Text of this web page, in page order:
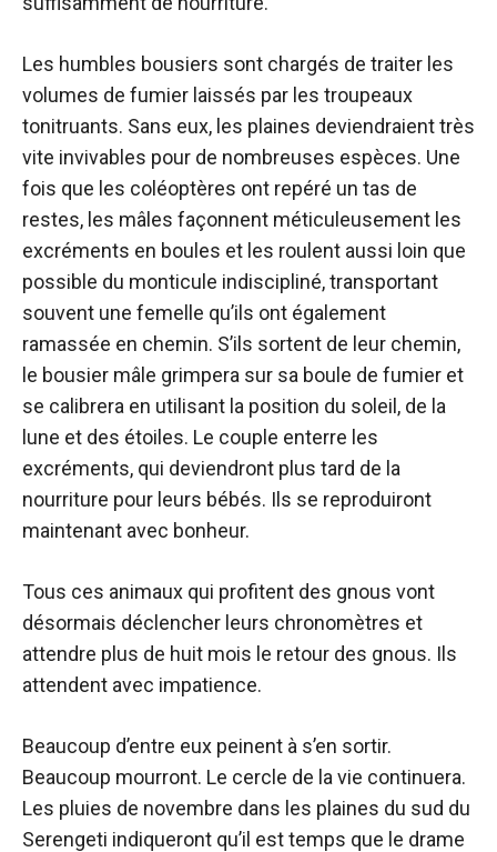
Les humbles bousiers sont chargés de traiter les
volumes de fumier laissés par les troupeaux
tonitruants. Sans eux, les plaines deviendraient très
vite invivables pour de nombreuses espèces. Une
fois que les coléoptères ont repéré un tas de
restes, les mâles façonnent méticuleusement les
excréments en boules et les roulent aussi loin que
possible du monticule indiscipliné, transportant
souvent une femelle qu’ils ont également
ramassée en chemin. S’ils sortent de leur chemin,
le bousier mâle grimpera sur sa boule de fumier et
se calibrera en utilisant la position du soleil, de la
lune et des étoiles. Le couple enterre les
excréments, qui deviendront plus tard de la
nourriture pour leurs bébés. Ils se reproduiront
maintenant avec bonheur.
Tous ces animaux qui profitent des gnous vont
désormais déclencher leurs chronomètres et
attendre plus de huit mois le retour des gnous. Ils
attendent avec impatience.
Beaucoup d’entre eux peinent à s’en sortir.
Beaucoup mourront. Le cercle de la vie continuera.
Les pluies de novembre dans les plaines du sud du
Serengeti indiqueront qu’il est temps que le drame